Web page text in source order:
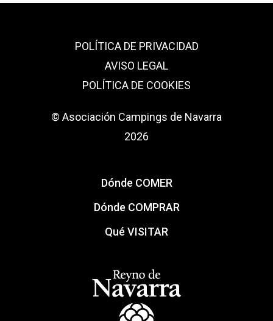
POLÍTICA DE PRIVACIDAD
AVISO LEGAL
POLÍTICA DE COOKIES
© Asociación Campings de Navarra
2026
Dónde COMER
Dónde COMPRAR
Qué VISITAR